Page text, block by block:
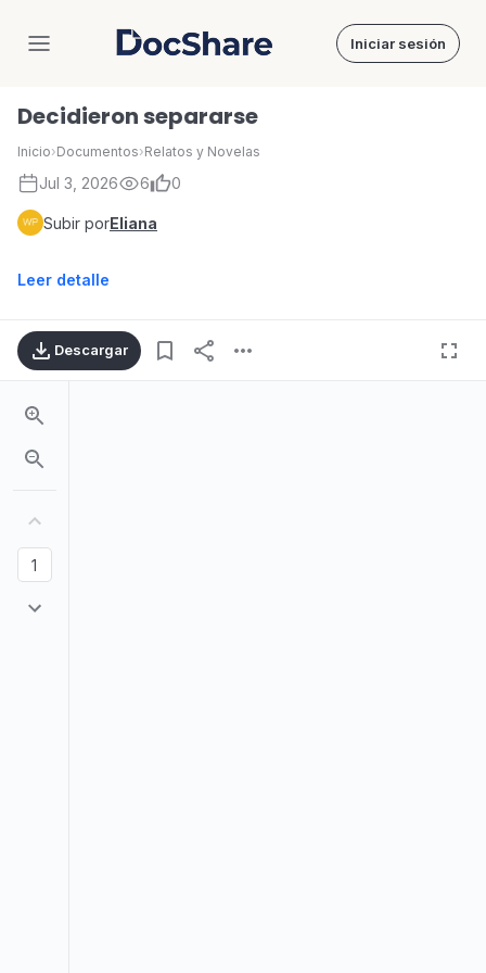
DocShare Iniciar sesión
Decidieron separarse
Inicio›Documentos›Relatos y Novelas
Jul 3, 2026 6 0
Subir porEliana
Leer detalle
Descargar